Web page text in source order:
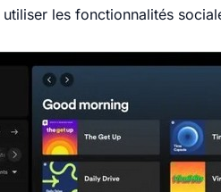
les fonctionnalités